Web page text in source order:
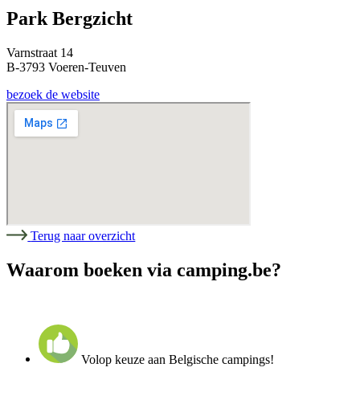
Park Bergzicht
Varnstraat 14
B-3793 Voeren-Teuven
bezoek de website
Terug naar overzicht
Waarom boeken via camping.be?
Volop keuze aan Belgische campings!